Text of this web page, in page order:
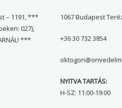
– 1191, ***
027),
***
1067 Budapest
+36 30 732 3854
NYITVA TARTÁS:
H-SZ: 11:00-19:00